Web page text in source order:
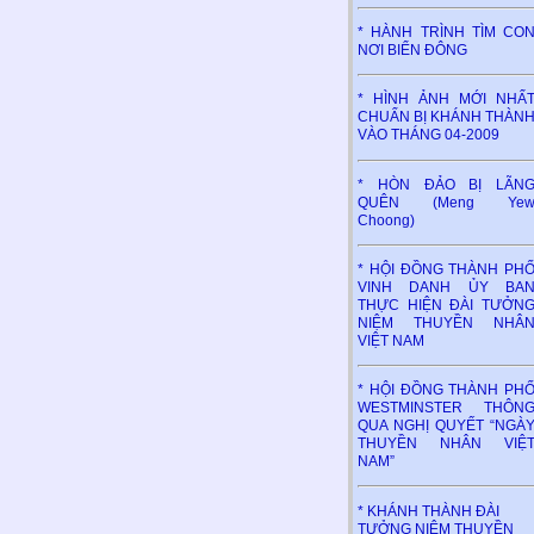
* HÀNH TRÌNH TÌM CON
NƠI BIỂN ĐÔNG
* HÌNH ẢNH MỚI NHẤT
CHUẨN BỊ KHÁNH THÀNH
VÀO THÁNG 04-2009
* HÒN ĐẢO BỊ LÃNG
QUÊN (Meng Yew
Choong)
* HỘI ĐỒNG THÀNH PHỐ
VINH DANH ỦY BAN
THỰC HIỆN ĐÀI TƯỞNG
NIỆM THUYỀN NHÂN
VIỆT NAM
* HỘI ĐỒNG THÀNH PHỐ
WESTMINSTER THÔNG
QUA NGHỊ QUYẾT “NGÀY
THUYỀN NHÂN VIỆT
NAM”
* KHÁNH THÀNH ĐÀI
TƯỞNG NIỆM THUYỀN